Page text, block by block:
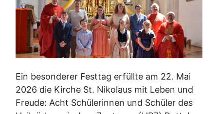
Ein besonderer Festtag erfüllte am 22. Mai
2026 die Kirche St. Nikolaus mit Leben und
Freude: Acht Schülerinnen und Schüler des